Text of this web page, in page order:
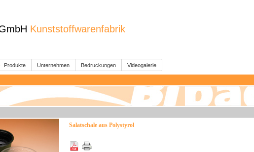
Kunststoffwarenfabrik
Produkte Unternehmen Bedruckungen Videogalerie
Salatschale aus Polystyrol